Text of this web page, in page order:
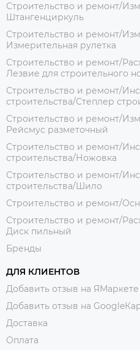
Строительство и ремонт/
Штангенциркуль
Строительство и ремонт/
Измерительная рулетка
Строительство и ремонт/
Лезвие для строительного
Строительство и ремонт/
строительства/Степлер
Строительство и ремонт/
Рейсмус разметочный
Строительство и ремонт/
строительства/Ножовка
Строительство и ремонт/
строительства/Шило
Строительство и ремонт/
Строительство и ремонт/
Диск пильный
Бренды
ДЛЯ КЛИЕНТОВ
Добавить отзыв на ЯМаркете
Добавить отзыв на
Доставка
Оплата